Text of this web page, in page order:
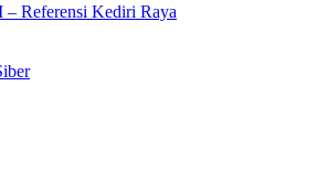
Referensi Kediri Raya